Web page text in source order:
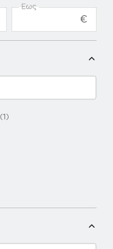
Έως
€